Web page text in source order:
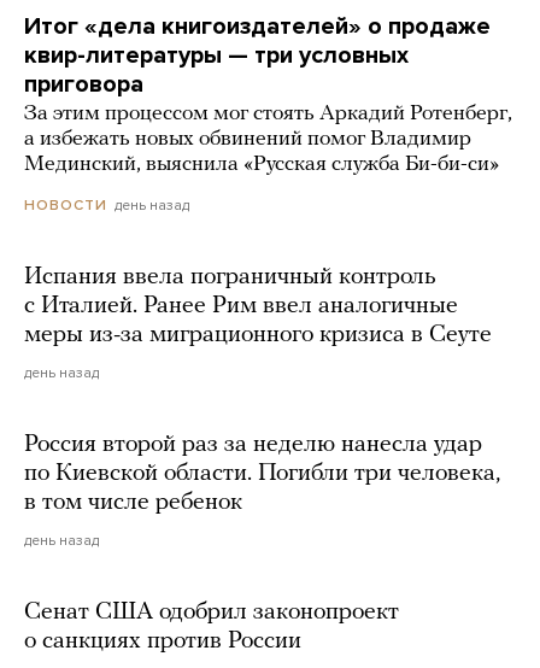
Итог «дела книгоиздателей» о продаже
квир-литературы — три условных
приговора
За этим процессом мог стоять Аркадий Ротенберг,
а избежать новых обвинений помог Владимир
Мединский, выяснила «Русская служба Би-би-си»
НОВОСТИ день назад
Испания ввела пограничный контроль
с Италией. Ранее Рим ввел аналогичные
меры из-за миграционного кризиса в Сеуте
день назад
Россия второй раз за неделю нанесла удар
по Киевской области. Погибли три человека,
в том числе ребенок
день назад
Сенат США одобрил законопроект
о санкциях против России